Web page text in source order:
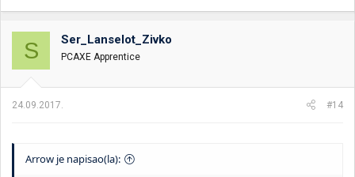
S Ser_Lanselot_Zivko
PCAXE Apprentice
24.09.2017. #14
Arrow je napisao(la):